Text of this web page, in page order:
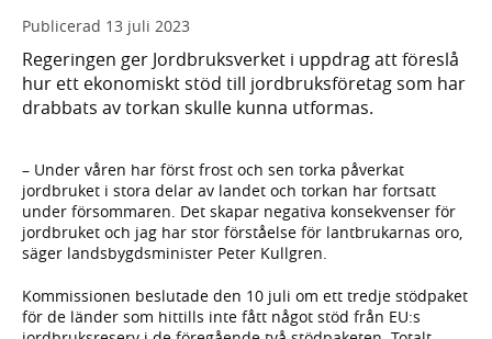
Publicerad 13 juli 2023
Regeringen ger Jordbruksverket i uppdrag att föreslå
hur ett ekonomiskt stöd till jordbruksföretag som har
drabbats av torkan skulle kunna utformas.
– Under våren har först frost och sen torka påverkat
jordbruket i stora delar av landet och torkan har fortsatt
under försommaren. Det skapar negativa konsekvenser för
jordbruket och jag har stor förståelse för lantbrukarnas oro,
säger landsbygdsminister Peter Kullgren.
Kommissionen beslutade den 10 juli om ett tredje stödpaket
för de länder som hittills inte fått något stöd från EU:s